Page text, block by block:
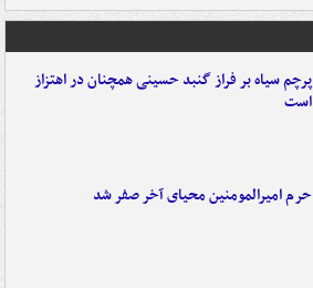
پرچم سیاه بر فراز گنبد حسینی همچنان در اهتزاز
است
حرم امیرالمومنین محیای آخر صفر شد